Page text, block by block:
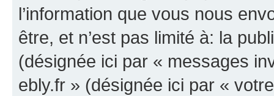
l’information que vous nous
être, et n’est pas limité à: la
(désignée ici par « messages
ebly.fr » (désignée ici par «